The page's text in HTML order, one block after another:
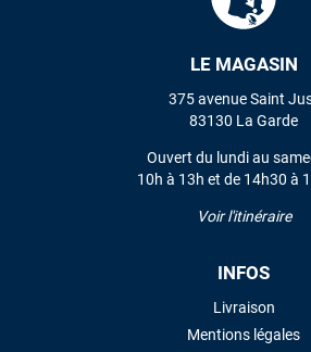
LE MAGASIN
375 avenue Saint
83130 La Garde
Ouvert du lundi au
10h à 13h et de 14h30 à
Voir l'itinéraire
INFOS
Livraison
Mentions légales
VOIR TOUS LES
LAISSER UN AVIS